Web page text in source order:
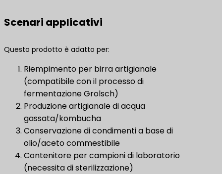
Scenari applicativi
Questo prodotto è adatto per:
Riempimento per birra artigianale
(compatibile con il processo di
fermentazione Grolsch)
Produzione artigianale di acqua
gassata/kombucha
Conservazione di condimenti a base di
olio/aceto commestibile
Contenitore per campioni di laboratorio
(necessita di sterilizzazione)